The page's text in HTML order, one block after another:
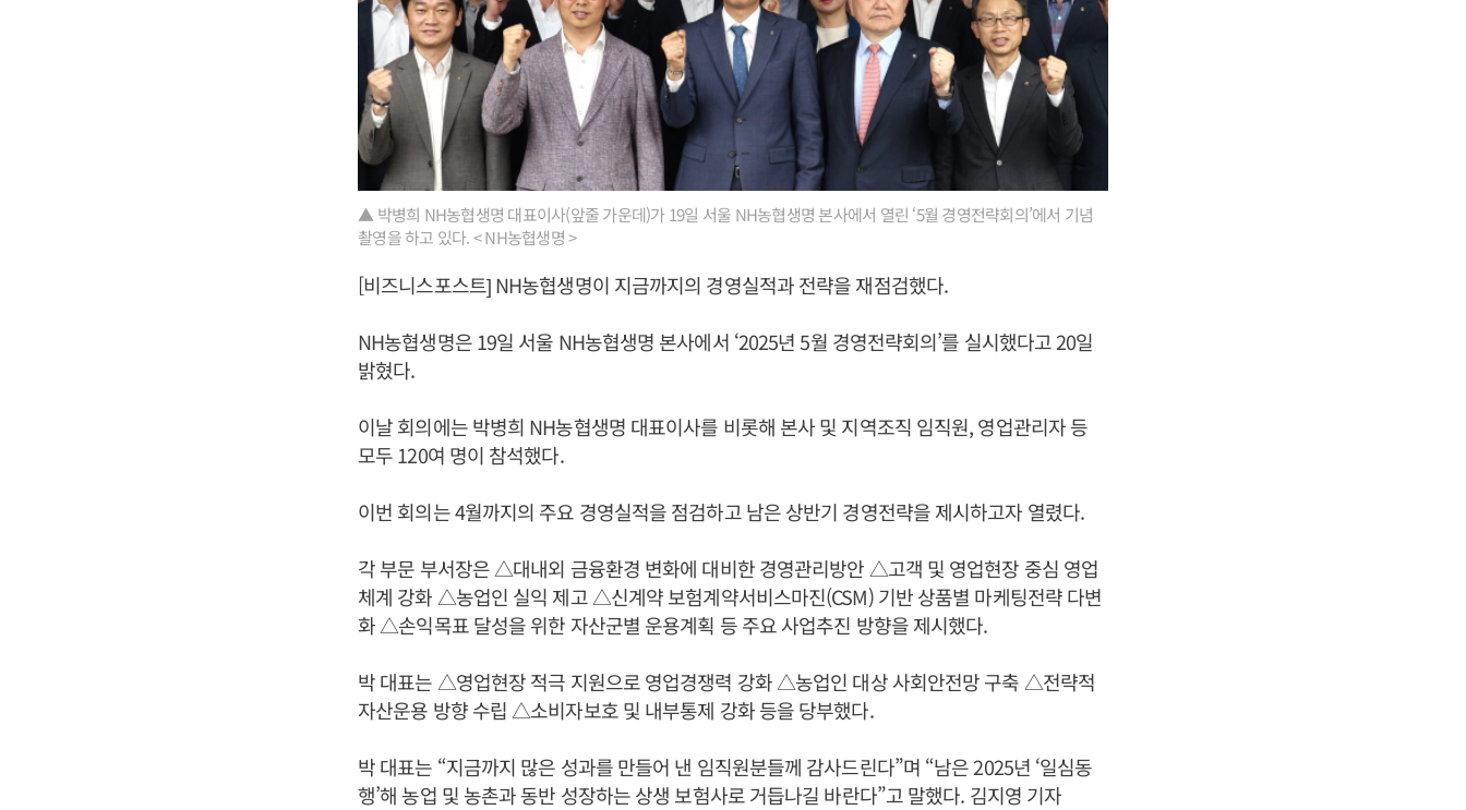
▲ 박병희 NH농협생명 대표이사(앞줄 가운데)가 19일 서울 NH농협생명 본사에서 열린 ‘5월 경영전략회의’에서 기념
촬영을 하고 있다. < NH농협생명 >
[비즈니스포스트] NH농협생명이 지금까지의 경영실적과 전략을 재점검했다.
NH농협생명은 19일 서울 NH농협생명 본사에서 ‘2025년 5월 경영전략회의’를 실시했다고 20일
밝혔다.
이날 회의에는 박병희 NH농협생명 대표이사를 비롯해 본사 및 지역조직 임직원, 영업관리자 등
모두 120여 명이 참석했다.
이번 회의는 4월까지의 주요 경영실적을 점검하고 남은 상반기 경영전략을 제시하고자 열렸다.
각 부문 부서장은 △대내외 금융환경 변화에 대비한 경영관리방안 △고객 및 영업현장 중심 영업
체계 강화 △농업인 실익 제고 △신계약 보험계약서비스마진(CSM) 기반 상품별 마케팅전략 다변
화 △손익목표 달성을 위한 자산군별 운용계획 등 주요 사업추진 방향을 제시했다.
박 대표는 △영업현장 적극 지원으로 영업경쟁력 강화 △농업인 대상 사회안전망 구축 △전략적
자산운용 방향 수립 △소비자보호 및 내부통제 강화 등을 당부했다.
박 대표는 “지금까지 많은 성과를 만들어 낸 임직원분들께 감사드린다”며 “남은 2025년 ‘일심동
행’해 농업 및 농촌과 동반 성장하는 상생 보험사로 거듭나길 바란다”고 말했다. 김지영 기자